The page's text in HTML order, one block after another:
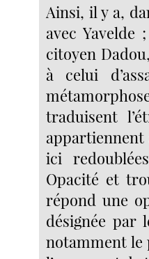
Ainsi, il y a,
avec
citoyen
à celui
traduisent
appartiennent
ici
Opacité et
répond une
désignée par
notamment le